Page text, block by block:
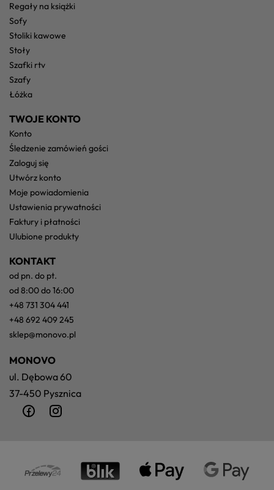
regały na książki
sofy
stoliki kawowe
stoły
szafki rtv
szafy
łóżka
TWOJE KONTO
konto
śledzenie zamówień gości
zaloguj się
utwórz konto
moje powiadomienia
ustawienia prywatności
faktury i płatności
ulubione produkty
MONOVO
ul. Dębowa 60
37-450 Pysznica
KONTAKT
od pn. do pt.
od 8:00 do 16:00
+48 731 304 441
+48 692 409 245
sklep@monovo.pl